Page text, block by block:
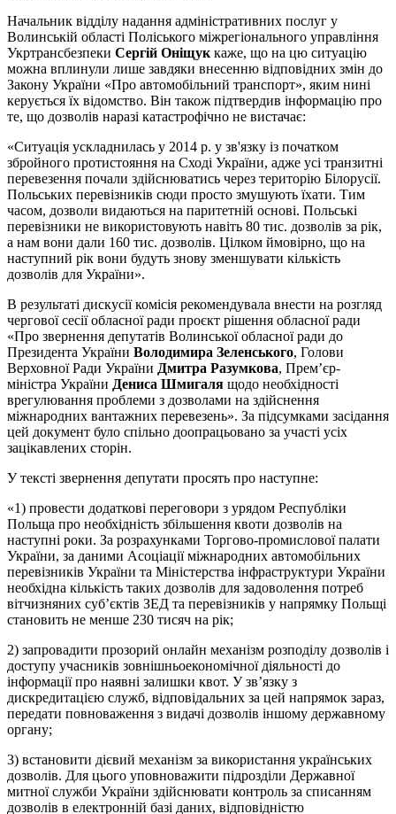
Начальник відділу надання адміністративних послуг у
Волинській області Поліського міжрегіонального управління
Укртрансбезпеки Сергій Оніщук каже, що на цю ситуацію
можна вплинули лише завдяки внесенню відповідних змін до
Закону України «Про автомобільний транспорт», яким нині
керується їх відомство. Він також підтвердив інформацію про
те, що дозволів наразі катастрофічно не вистачає:
«Ситуація ускладнилась у 2014 р. у зв'язку із початком
збройного протистояння на Сході України, адже усі транзитні
перевезення почали здійснюватись через територію Білорусії.
Польських перевізників сюди просто змушують їхати. Тим
часом, дозволи видаються на паритетній основі. Польські
перевізники не використовують навіть 80 тис. дозволів за рік,
а нам вони дали 160 тис. дозволів. Цілком ймовірно, що на
наступний рік вони будуть знову зменшувати кількість
дозволів для України».
В результаті дискусії комісія рекомендувала внести на розгляд
чергової сесії обласної ради проєкт рішення обласної ради
«Про звернення депутатів Волинської обласної ради до
Президента України Володимира Зеленського, Голови
Верховної Ради України Дмитра Разумкова, Прем’єр-
міністра України Дениса Шмигаля щодо необхідності
врегулювання проблеми з дозволами на здійснення
міжнародних вантажних перевезень». За підсумками засідання
цей документ було спільно доопрацьовано за участі усіх
зацікавлених сторін.
У тексті звернення депутати просять про наступне:
«1) провести додаткові переговори з урядом Республіки
Польща про необхідність збільшення квоти дозволів на
наступні роки. За розрахунками Торгово-промислової палати
України, за даними Асоціації міжнародних автомобільних
перевізників України та Міністерства інфраструктури України
необхідна кількість таких дозволів для задоволення потреб
вітчизняних суб’єктів ЗЕД та перевізників у напрямку Польщі
становить не менше 230 тисяч на рік;
2) запровадити прозорий онлайн механізм розподілу дозволів і
доступу учасників зовнішньоекономічної діяльності до
інформації про наявні залишки квот. У зв’язку з
дискредитацією служб, відповідальних за цей напрямок зараз,
передати повноваження з видачі дозволів іншому державному
органу;
3) встановити дієвий механізм за використання українських
дозволів. Для цього уповноважити підрозділи Державної
митної служби України здійснювати контроль за списанням
дозволів в електронній базі даних, відповідністю